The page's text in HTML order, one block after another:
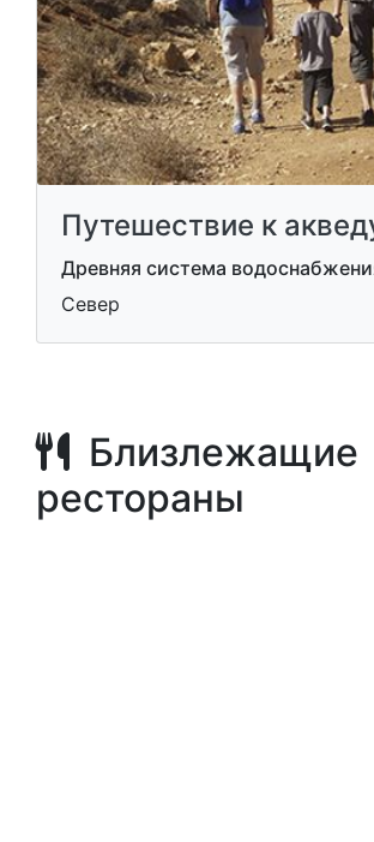
Путешествие к
Древняя система
Север
Близлежащие
рестораны